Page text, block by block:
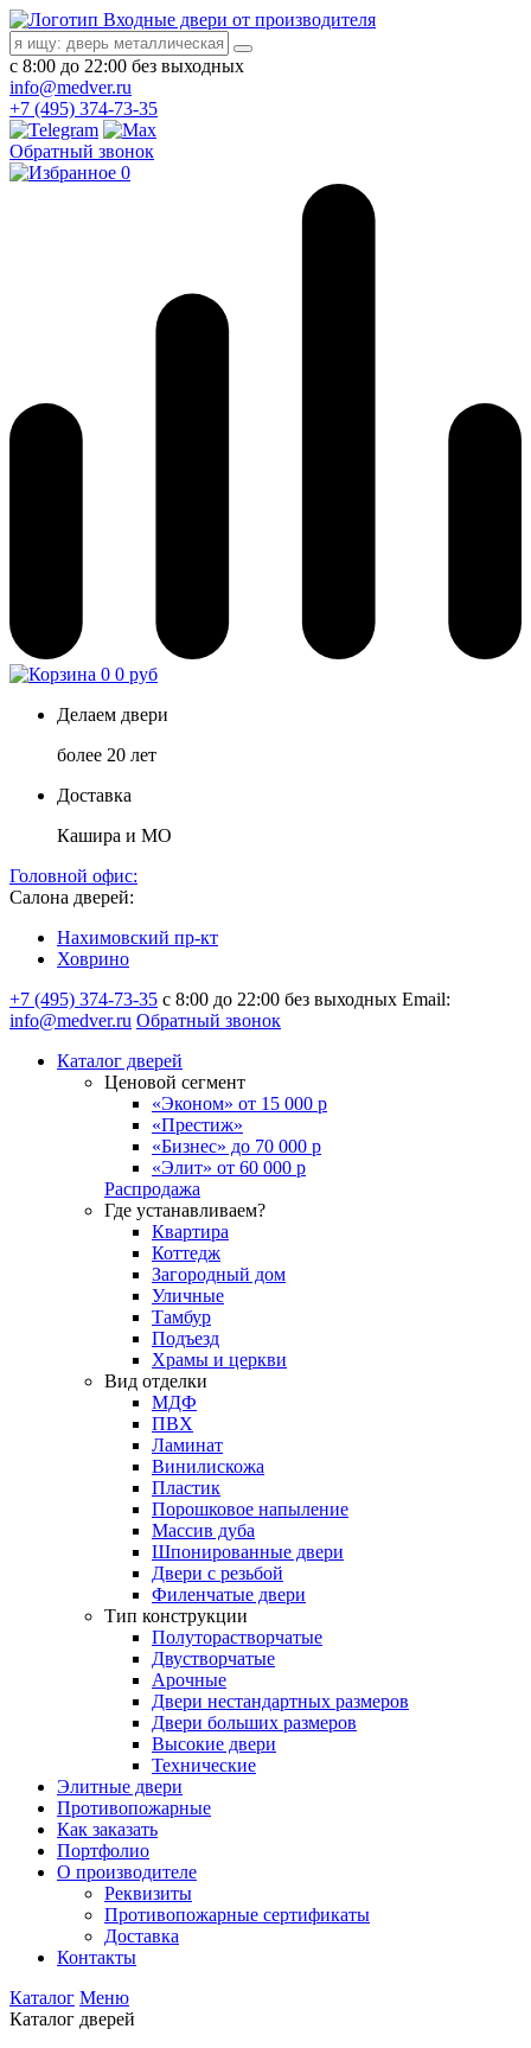
Входные двери от производителя
с 8:00 до 22:00 без выходных
info@medver.ru
+7 (495) 374-73-35
Обратный звонок
0
0 0 руб
Делаем двери
более 20 лет
Доставка
Кашира и МО
Головной офис:
Салона дверей:
Нахимовский пр-кт
Ховрино
+7 (495) 374-73-35 с 8:00 до 22:00 без выходных Email:
info@medver.ru Обратный звонок
Каталог дверей
Ценовой сегмент
«Эконом» от 15 000 р
«Престиж»
«Бизнес» до 70 000 р
«Элит» от 60 000 р
Распродажа
Где устанавливаем?
Квартира
Коттедж
Загородный дом
Уличные
Тамбур
Подъезд
Храмы и церкви
Вид отделки
МДФ
ПВХ
Ламинат
Винилискожа
Пластик
Порошковое напыление
Массив дуба
Шпонированные двери
Двери с резьбой
Филенчатые двери
Тип конструкции
Полуторастворчатые
Двустворчатые
Арочные
Двери нестандартных размеров
Двери больших размеров
Высокие двери
Технические
Элитные двери
Противопожарные
Как заказать
Портфолио
О производителе
Реквизиты
Противопожарные сертификаты
Доставка
Контакты
Каталог Меню
Каталог дверей